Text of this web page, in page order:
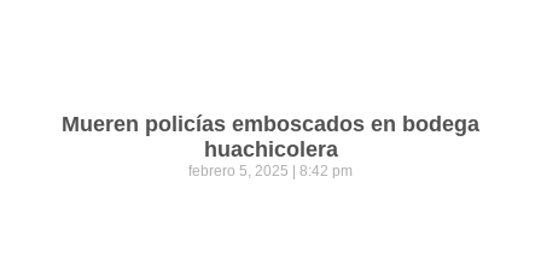
Mueren policías emboscados en bodega
huachicolera
febrero 5, 2025 8:42 pm